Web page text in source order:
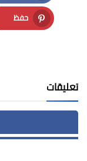
Facebook
حفظ
Pinterest
تعليقات